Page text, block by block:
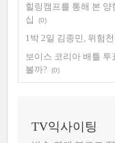
힐링캠프를 통해 본 양
십
(0)
1박 2일 김종민, 위험
보이스 코리아 배틀 투
볼까?
(0)
TV익사이팅